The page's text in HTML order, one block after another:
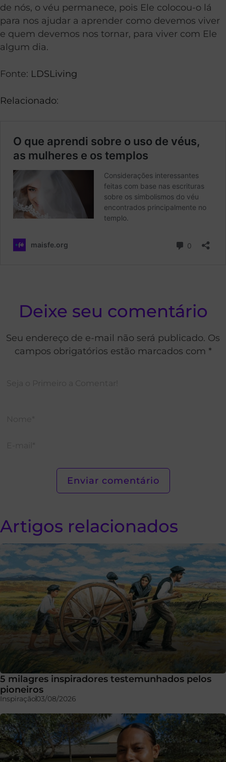
de nós, o véu permanece, pois Ele colocou-o lá
para nos ajudar a aprender como devemos viver
e quem devemos nos tornar, para viver com Ele
algum dia.
Fonte: LDSLiving
Relacionado:
Deixe seu comentário
Seu endereço de e-mail não será publicado. Os
campos obrigatórios estão marcados com *
Artigos relacionados
5 milagres inspiradores testemunhados pelos
pioneiros
Inspiração03/08/2026